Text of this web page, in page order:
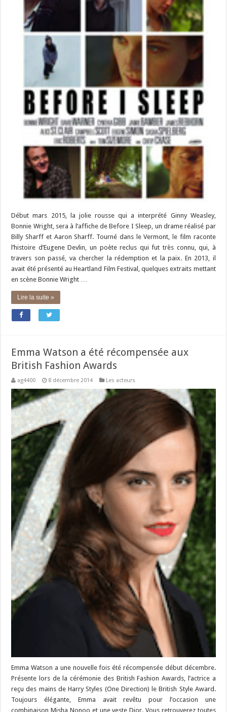
Début mars 2015, la jolie rousse qui a interprété Ginny Weasley,
Bonnie Wright, sera à l’affiche de Before I Sleep, un drame réalisé par
Billy Sharff et Aaron Sharff. Tourné dans le Vermont, le film raconte
l’histoire d’Eugene Devlin, un poète reclus qui fut très connu, qui, à
travers son passé, va chercher la rédemption et la paix. En 2013, il
avait été présenté au Heartland Film Festival, quelques extraits mettant
en scène Bonnie Wright …
Lire la suite »
Emma Watson a été récompensée aux
British Fashion Awards
ag4400 8 décembre 2014 Les acteurs
Emma Watson a une nouvelle fois été récompensée début décembre.
Présente lors de la cérémonie des British Fashion Awards, l’actrice a
reçu des mains de Harry Styles (One Direction) le British Style Award.
Toujours élégante, Emma avait revêtu pour l’occasion une
combinaison Misha Nonoo et une veste Dior. Vous retrouverez toutes